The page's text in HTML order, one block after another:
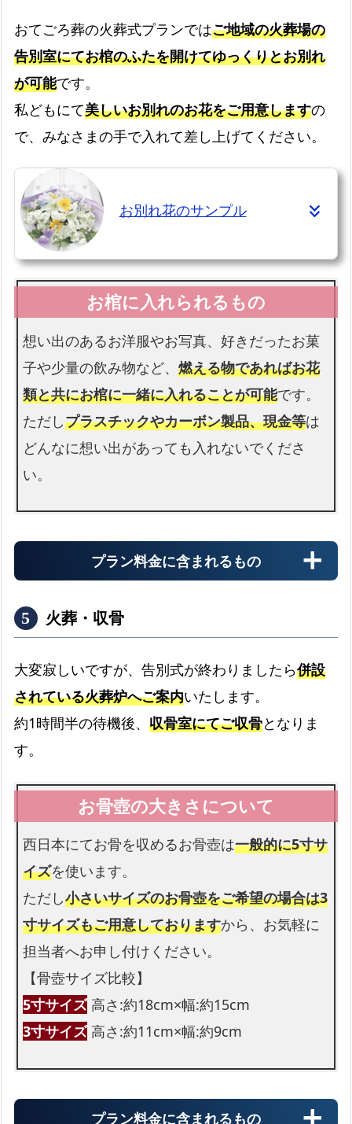
ドライアイス
最大3日分まで無料です
お棺
故人様を収めるお棺です
仏衣
書類手続き代行
おてごろ葬の火葬式プランではご地域の火葬場の
告別室にてお棺のふたを開けてゆっくりとお別れ
が可能です。
私どもにて美しいお別れのお花をご用意しますの
で、みなさまの手で入れて差し上げてください。
お別れ花のサンプル
想い出のあるお洋服やお写真、好きだったお菓
子や少量の飲み物など、燃える物であればお花
類と共にお棺に一緒に入れることが可能です。
ただしプラスチックやカーボン製品、現金等は
どんなに想い出があっても入れないでくださ
い。
プラン料金に含まれるもの
納棺切り花
お顔まわりを彩る切り花です
花束
お足元も花束を入れられます
火葬・収骨
大変寂しいですが、告別式が終わりましたら併設
されている火葬炉へご案内いたします。
約1時間半の待機後、 収骨室にてご収骨となりま
す。
西日本にてお骨を収めるお骨壺は一般的に5寸サ
イズを使います。
ただし小さいサイズのお骨壺をご希望の場合は3
寸サイズもご用意しておりますから、お気軽に
担当者へお申し付けください。
【骨壺サイズ比較】
5寸サイズ 高さ:約18cm×幅:約15cm
3寸サイズ 高さ:約11cm×幅:約9cm
プラン料金に含まれるもの